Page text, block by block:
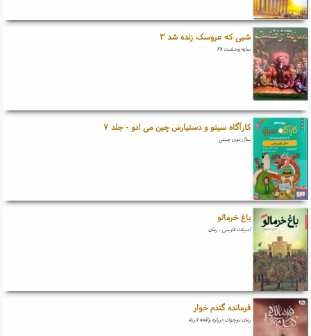
شبی که عروسک زنده شد ۳
سایه وحشت ۲۸
کارآگاه سیتو و دستیارش چین می ادو - جلد ۷
سال نوی چینی
باغ خرمالو
ادبیات فارسی - رمان
فرمانده گندم خوار
رمان نوجوان درباره واقعه کربلا